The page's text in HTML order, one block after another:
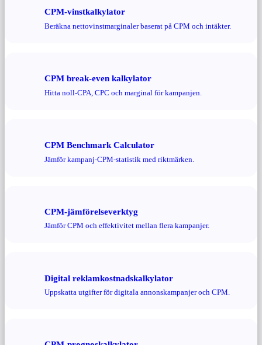
CPM-vinstkalkylator
Beräkna nettovinstmarginaler baserat på CPM och intäkter.
CPM break-even kalkylator
Hitta noll-CPA, CPC och marginal för kampanjen.
CPM Benchmark Calculator
Jämför kampanj-CPM-statistik med riktmärken.
CPM-jämförelseverktyg
Jämför CPM och effektivitet mellan flera kampanjer.
Digital reklamkostnadskalkylator
Uppskatta utgifter för digitala annonskampanjer och CPM.